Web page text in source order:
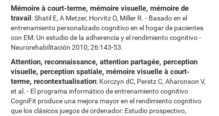
Mémoire à court-terme, mémoire visuelle, mémoire de
travail: Shatil E, A Metzer, Horvitz O, Miller R. - Basado en el
entrenamiento personalizado cognitivo en el hogar de pacientes
con EM: Un estudio de la adherencia y el rendimiento cognitivo -
Neurorehabilitación 2010; 26:143-53.
Attention, reconnaissance, attention partagée, perception
visuelle, perception spatiale, mémoire visuelle à court-
terme, recontextualisation: Korczyn dC, Peretz C, Aharonson V,
et al. - El programa informático de entrenamiento cognitivo
CogniFit produce una mejora mayor en el rendimiento cognitivo
que los clásicos juegos de ordenador: Estudio prospectivo,